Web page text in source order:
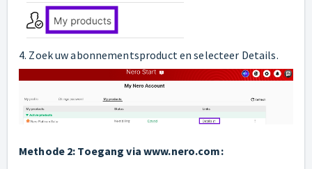
4. Zoek uw abonnementsproduct en selecteer Details.
Methode 2: Toegang via www.nero.com: